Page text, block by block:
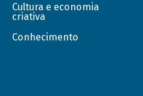
Cultura e economia
criativa
Conhecimento